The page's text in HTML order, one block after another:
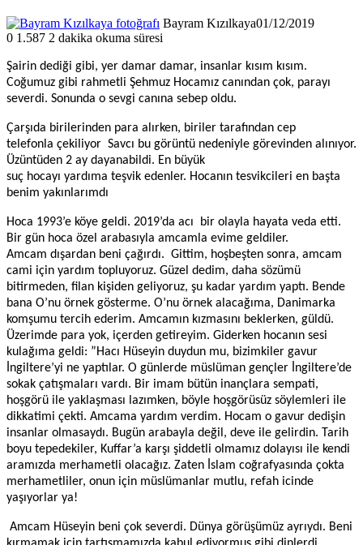
Bayram Kızılkaya01/12/2019
0 1.587 2 dakika okuma süresi
Şairin dediği gibi, yer damar damar, insanlar kısım kısım.
Coğumuz gibi rahmetli Şehmuz Hocamız canından çok, parayı
severdi. Sonunda o sevgi canına sebep oldu.
Çarşıda birilerinden para alırken, biriler tarafından cep
telefonla çekiliyor Savcı bu görüntü nedeniyle görevinden alınıyor.
Üzüntüden 2 ay dayanabildi. En büyük
suç hocayı yardıma teşvik edenler. Hocanın tesvikcileri en başta
benim yakınlarımdı
Hoca 1993’e köye geldi. 2019’da acı bir olayla hayata veda etti.
Bir gün hoca özel arabasıyla amcamla evime geldiler.
Amcam dışardan beni çağırdı. Gittim, hoşbeşten sonra, amcam
cami için yardım topluyoruz. Güzel dedim, daha sözümü
bitirmeden, filan kişiden geliyoruz, şu kadar yardım yaptı. Bende
bana O’nu örnek gösterme. O’nu örnek alacağıma, Danimarka
komşumu tercih ederim. Amcamın kızmasını beklerken, güldü.
Üzerimde para yok, içerden getireyim. Giderken hocanın sesi
kulağıma geldi: ”Hacı Hüseyin duydun mu, bizimkiler gavur
İngiltere’yi ne yaptılar. O günlerde müslüman gençler İngiltere’de
sokak çatışmaları vardı. Bir imam bütün inançlara sempati,
hoşgörü ile yaklaşması lazımken, böyle hoşgörüsüz söylemleri ile
dikkatimi çekti. Amcama yardım verdim. Hocam o gavur dedişin
insanlar olmasaydı. Bugün arabayla değil, deve ile gelirdin. Tarih
boyu tepedekiler, Kuffar’a karşı şiddetli olmamız dolayısı ile kendi
aramızda merhametli olacağız. Zaten İslam coğrafyasında çokta
merhametliler, onun için müslümanlar mutlu, refah icinde
yaşıyorlar ya!
Amcam Hüseyin beni çok severdi. Dünya görüşümüz ayrıydı. Beni